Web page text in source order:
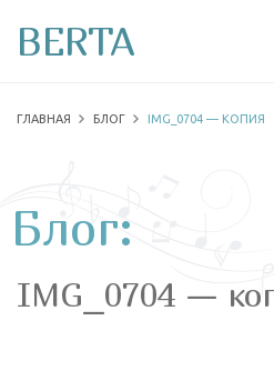
BERTA
ГЛАВНАЯ БЛОГ IMG_0704 — КОПИЯ
Блог:
IMG_0704 —